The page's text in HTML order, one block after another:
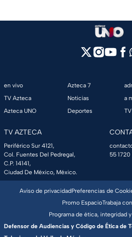
en vivo
TV Azteca
Azteca UNO
Azteca 7
Noticias
Deportes
a
TV AZTECA
Periférico Sur 4121,
Col. Fuentes Del Pedregal,
C.P. 14141,
Ciudad De México, México.
55 1720
Aviso de privacidadPreferencias de
Promo EspacioTrabaja
Programa de ética, integridad
Defensor de Audiencias y Código de Ética de